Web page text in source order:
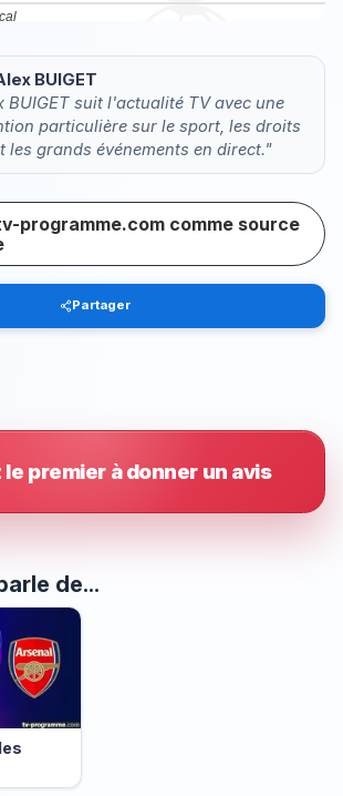
BUIGET
BUIGET suit l'actualité TV avec une
particulière sur le sport, les droits
les grands événements en direct."
programme.com comme source
Partager
le premier à donner un avis
de...